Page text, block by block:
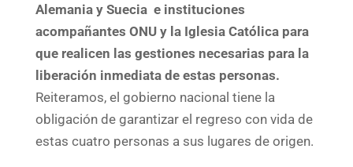
Alemania y Suecia e instituciones
acompañantes ONU y la Iglesia Católica para
que realicen las gestiones necesarias para la
liberación inmediata de estas personas.
Reiteramos, el gobierno nacional tiene la
obligación de garantizar el regreso con vida de
estas cuatro personas a sus lugares de origen.